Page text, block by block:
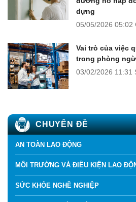
dựng
05/05/2026 05:02
Vai trò của việc
trong phòng
03/02/2026 11:31
CHUYÊN ĐỀ
AN TOÀN LAO ĐỘNG
MÔI TRƯỜNG VÀ ĐIỀU KIỆN LAO
SỨC KHỎE NGHỀ NGHIỆP